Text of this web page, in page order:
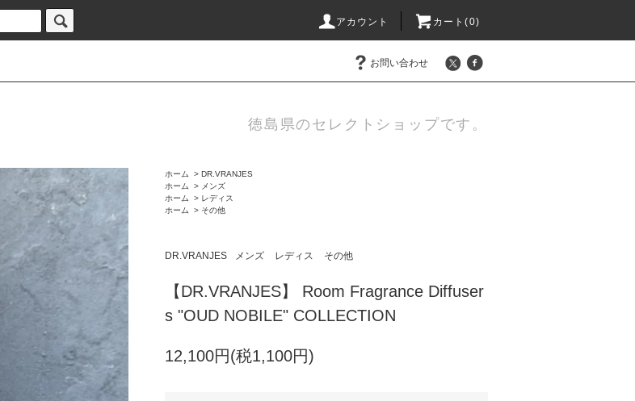
アカウント カート(0)
お問い合わせ
徳島県のセレクトショップです。
ホーム > DR.VRANJES
ホーム
> メンズ
ホーム
> レディス
ホーム
> その他
DR.VRANJES メンズ レディス その他
【DR.VRANJES】 Room Fragrance Diffuser
s "OUD NOBILE" COLLECTION
12,100円(税1,100円)